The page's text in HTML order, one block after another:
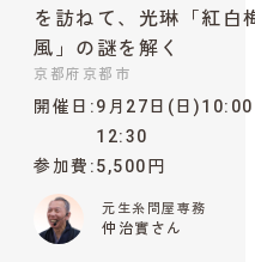
を訪ねて、光琳「紅白
風」の謎を解く
京都府京都市
開催日
9月27日(日
12:30
参加費 5,500円
元生糸問屋専務
仲治實さん